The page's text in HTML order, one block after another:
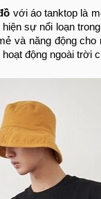
với áo tanktop là
sự nổi loạn
và năng động
động ngoài trời